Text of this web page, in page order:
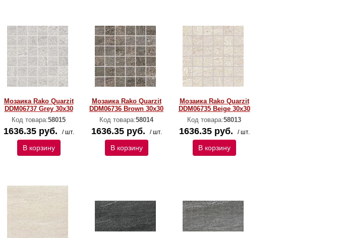
Мозаика Rako Quarzit
DDM06737 Grey 30x30
Код товара:58015
1636.35 руб. / шт.
В корзину
Мозаика Rako Quarzit
DDM06736 Brown 30x30
Код товара:58014
1636.35 руб. / шт.
В корзину
Мозаика Rako Quarzit
DDM06735 Beige 30x30
Код товара:58013
1636.35 руб. / шт.
В корзину